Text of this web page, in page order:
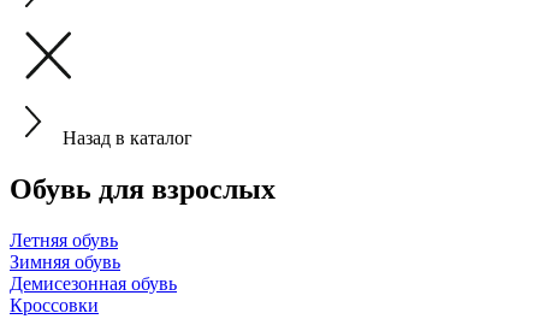
Назад в каталог
Обувь для взрослых
Летняя обувь
Зимняя обувь
Демисезонная обувь
Кроссовки